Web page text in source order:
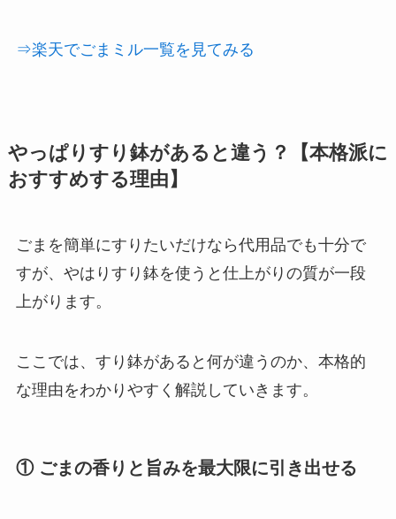
⇒楽天でごまミル一覧を見てみる
やっぱりすり鉢があると違う？【本格派に
おすすめする理由】
ごまを簡単にすりたいだけなら代用品でも十分で
すが、やはりすり鉢を使うと仕上がりの質が一段
上がります。
ここでは、すり鉢があると何が違うのか、本格的
な理由をわかりやすく解説していきます。
① ごまの香りと旨みを最大限に引き出せる